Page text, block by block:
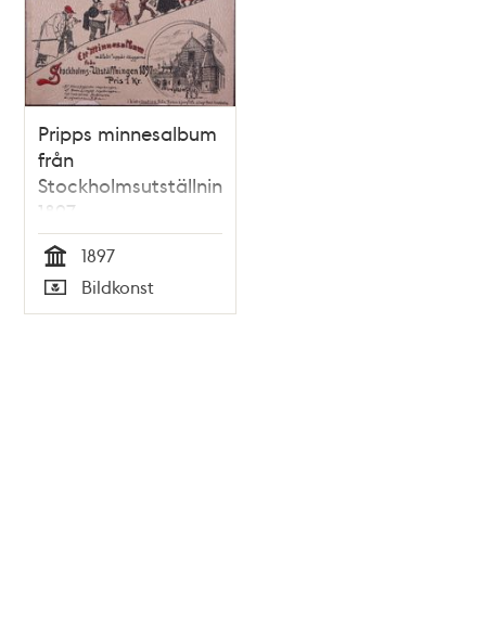
Pripps minnesalbum
från
Stockholmsutställningen
1897
Tid
1897
Typ
Bildkonst